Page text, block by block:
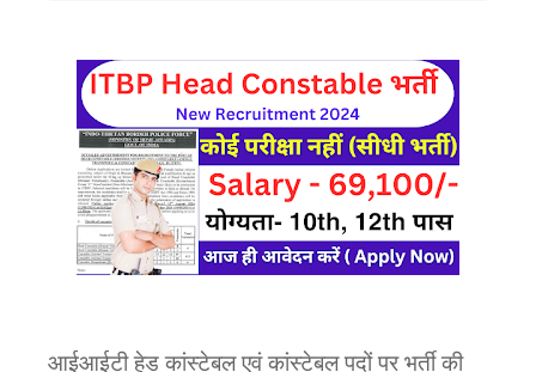
आईआईटी हेड कांस्टेबल एवं कांस्टेबल पदों पर भर्ती की